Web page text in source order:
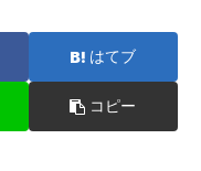
はてブ
コピー